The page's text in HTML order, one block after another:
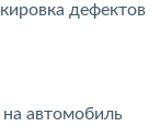
дефектов
автомобиль